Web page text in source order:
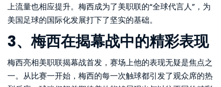
上流量也相应提升。梅西成为了美职联的“全球代言人”，为
美国足球的国际化发展打下了坚实的基础。
3、梅西在揭幕战中的精彩表现
梅西亮相美职联揭幕战首发，赛场上他的表现无疑是焦点之
一。从比赛一开始，梅西的每一次触球都引发了观众席的热